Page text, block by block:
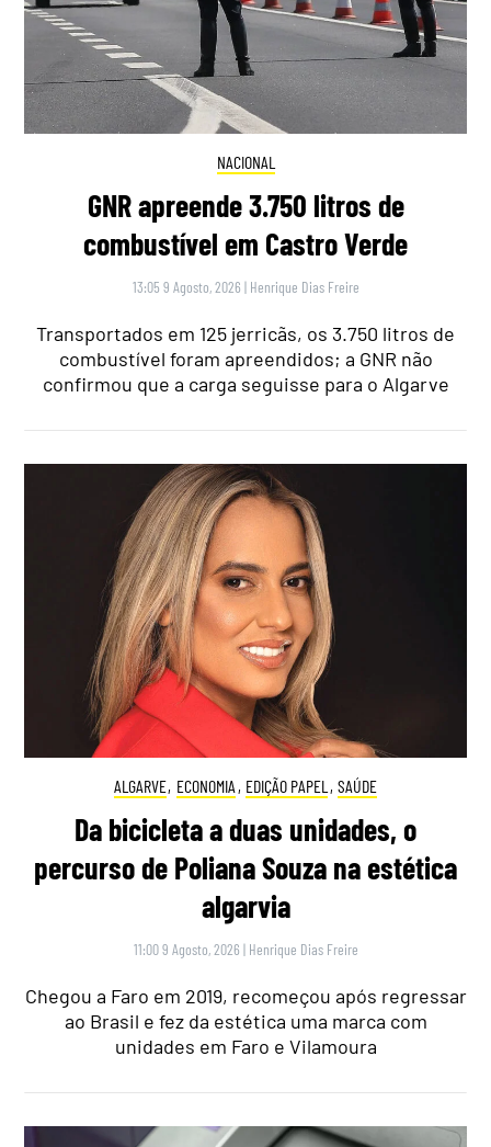
NACIONAL
GNR apreende 3.750 litros de
combustível em Castro Verde
13:05 9 Agosto, 2026 | Henrique Dias Freire
Transportados em 125 jerricãs, os 3.750 litros de
combustível foram apreendidos; a GNR não
confirmou que a carga seguisse para o Algarve
ALGARVE, ECONOMIA , EDIÇÃO PAPEL , SAÚDE
Da bicicleta a duas unidades, o
percurso de Poliana Souza na estética
algarvia
11:00 9 Agosto, 2026 | Henrique Dias Freire
Chegou a Faro em 2019, recomeçou após regressar
ao Brasil e fez da estética uma marca com
unidades em Faro e Vilamoura